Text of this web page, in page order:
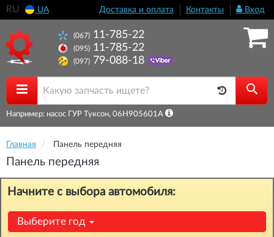
RU UA Доставка и оплата Контакты Вход
(067) 11-785-22
(095) 11-785-22
(097) 79-088-18
Например: насос ГУР Туксон, 06H905601A
Главная Панель передняя
Панель передняя
Начните с выбора автомобиля:
Выберите год